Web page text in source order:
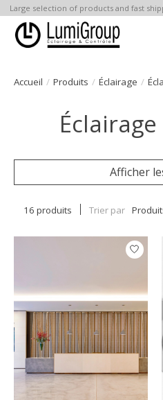
Large selection of products and fast
Accueil / Produits / Éclairage /
Éclairage
Afficher
16 produits Trier par